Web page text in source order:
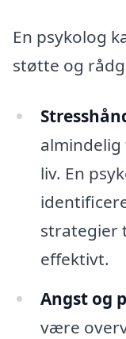
En psykolog
støtte og
liv. En
strategier
effektivt.
Angst og
være